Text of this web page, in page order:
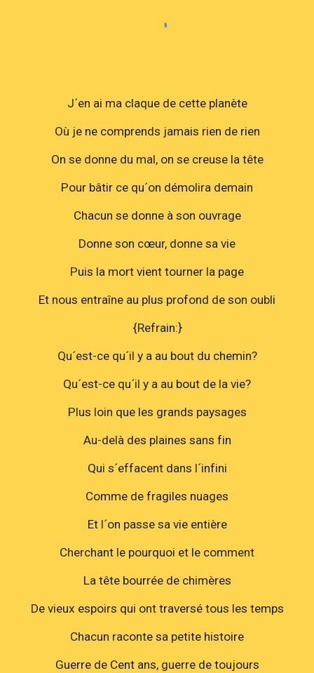
J´en ai ma claque de cette planète
Où je ne comprends jamais rien de rien
On se donne du mal, on se creuse la tête
Pour bâtir ce qu´on démolira demain
Chacun se donne à son ouvrage
Donne son cœur, donne sa vie
Puis la mort vient tourner la page
Et nous entraîne au plus profond de son oubli
{Refrain:}
Qu´est-ce qu´il y a au bout du chemin?
Qu´est-ce qu´il y a au bout de la vie?
Plus loin que les grands paysages
Au-delà des plaines sans fin
Qui s´effacent dans l´infini
Comme de fragiles nuages
Et l´on passe sa vie entière
Cherchant le pourquoi et le comment
La tête bourrée de chimères
De vieux espoirs qui ont traversé tous les temps
Chacun raconte sa petite histoire
Guerre de Cent ans, guerre de toujours